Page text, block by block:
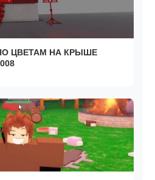
ЦВЕТАМ НА КРЫШЕ